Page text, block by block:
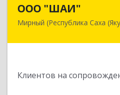
ООО "ШАИ"
Мирный (Республика Саха
Клиентов на
678175,